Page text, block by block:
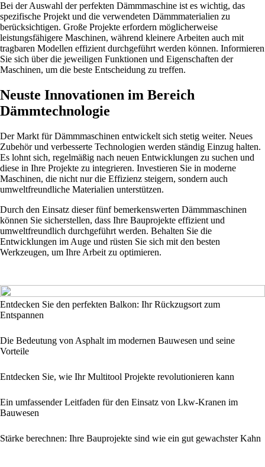
Bei der Auswahl der perfekten Dämmmaschine ist es wichtig, das
spezifische Projekt und die verwendeten Dämmmaterialien zu
berücksichtigen. Große Projekte erfordern möglicherweise
leistungsfähigere Maschinen, während kleinere Arbeiten auch mit
tragbaren Modellen effizient durchgeführt werden können. Informieren
Sie sich über die jeweiligen Funktionen und Eigenschaften der
Maschinen, um die beste Entscheidung zu treffen.
Neuste Innovationen im Bereich
Dämmtechnologie
Der Markt für Dämmmaschinen entwickelt sich stetig weiter. Neues
Zubehör und verbesserte Technologien werden ständig Einzug halten.
Es lohnt sich, regelmäßig nach neuen Entwicklungen zu suchen und
diese in Ihre Projekte zu integrieren. Investieren Sie in moderne
Maschinen, die nicht nur die Effizienz steigern, sondern auch
umweltfreundliche Materialien unterstützen.
Durch den Einsatz dieser fünf bemerkenswerten Dämmmaschinen
können Sie sicherstellen, dass Ihre Bauprojekte effizient und
umweltfreundlich durchgeführt werden. Behalten Sie die
Entwicklungen im Auge und rüsten Sie sich mit den besten
Werkzeugen, um Ihre Arbeit zu optimieren.
Entdecken Sie den perfekten Balkon: Ihr Rückzugsort zum
Entspannen
Die Bedeutung von Asphalt im modernen Bauwesen und seine
Vorteile
Entdecken Sie, wie Ihr Multitool Projekte revolutionieren kann
Ein umfassender Leitfaden für den Einsatz von Lkw-Kranen im
Bauwesen
Stärke berechnen: Ihre Bauprojekte sind wie ein gut gewachster Kahn